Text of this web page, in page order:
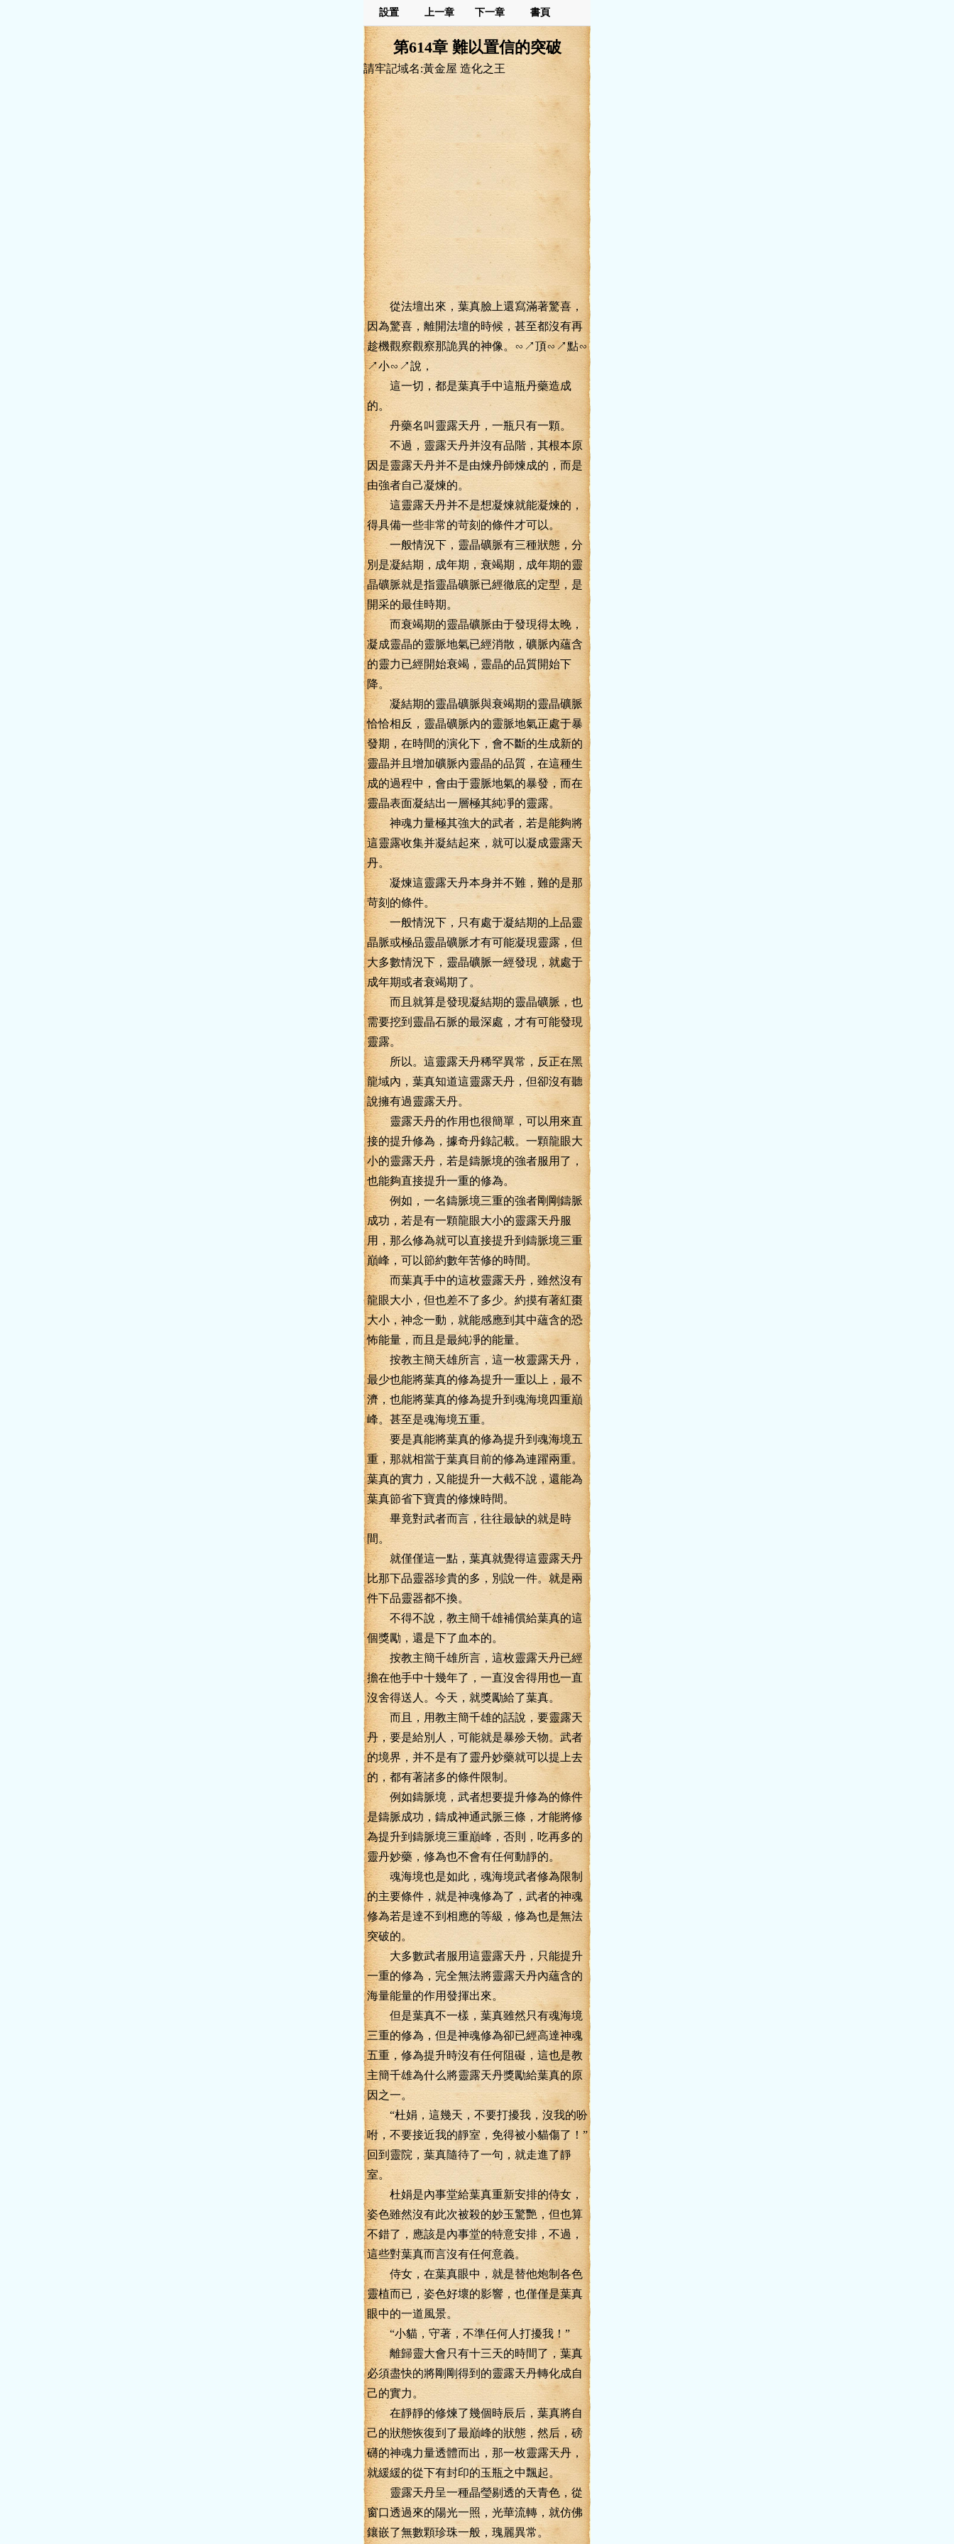
設置 上一章 下一章 書頁
第614章 難以置信的突破
請牢記域名:黃金屋 造化之王
從法壇出來，葉真臉上還寫滿著驚喜，
因為驚喜，離開法壇的時候，甚至都沒有再
趁機觀察觀察那詭異的神像。∽↗頂∽↗點∽
↗小∽↗說，
這一切，都是葉真手中這瓶丹藥造成
的。
丹藥名叫靈露天丹，一瓶只有一顆。
不過，靈露天丹并沒有品階，其根本原
因是靈露天丹并不是由煉丹師煉成的，而是
由強者自己凝煉的。
這靈露天丹并不是想凝煉就能凝煉的，
得具備一些非常的苛刻的條件才可以。
一般情況下，靈晶礦脈有三種狀態，分
別是凝結期，成年期，衰竭期，成年期的靈
晶礦脈就是指靈晶礦脈已經徹底的定型，是
開采的最佳時期。
而衰竭期的靈晶礦脈由于發現得太晚，
凝成靈晶的靈脈地氣已經消散，礦脈內蘊含
的靈力已經開始衰竭，靈晶的品質開始下
降。
凝結期的靈晶礦脈與衰竭期的靈晶礦脈
恰恰相反，靈晶礦脈內的靈脈地氣正處于暴
發期，在時間的演化下，會不斷的生成新的
靈晶并且增加礦脈內靈晶的品質，在這種生
成的過程中，會由于靈脈地氣的暴發，而在
靈晶表面凝結出一層極其純凈的靈露。
神魂力量極其強大的武者，若是能夠將
這靈露收集并凝結起來，就可以凝成靈露天
丹。
凝煉這靈露天丹本身并不難，難的是那
苛刻的條件。
一般情況下，只有處于凝結期的上品靈
晶脈或極品靈晶礦脈才有可能凝現靈露，但
大多數情況下，靈晶礦脈一經發現，就處于
成年期或者衰竭期了。
而且就算是發現凝結期的靈晶礦脈，也
需要挖到靈晶石脈的最深處，才有可能發現
靈露。
所以。這靈露天丹稀罕異常，反正在黑
龍域內，葉真知道這靈露天丹，但卻沒有聽
說擁有過靈露天丹。
靈露天丹的作用也很簡單，可以用來直
接的提升修為，據奇丹錄記載。一顆龍眼大
小的靈露天丹，若是鑄脈境的強者服用了，
也能夠直接提升一重的修為。
例如，一名鑄脈境三重的強者剛剛鑄脈
成功，若是有一顆龍眼大小的靈露天丹服
用，那么修為就可以直接提升到鑄脈境三重
巔峰，可以節約數年苦修的時間。
而葉真手中的這枚靈露天丹，雖然沒有
龍眼大小，但也差不了多少。約摸有著紅棗
大小，神念一動，就能感應到其中蘊含的恐
怖能量，而且是最純凈的能量。
按教主簡天雄所言，這一枚靈露天丹，
最少也能將葉真的修為提升一重以上，最不
濟，也能將葉真的修為提升到魂海境四重巔
峰。甚至是魂海境五重。
要是真能將葉真的修為提升到魂海境五
重，那就相當于葉真目前的修為連躍兩重。
葉真的實力，又能提升一大截不說，還能為
葉真節省下寶貴的修煉時間。
畢竟對武者而言，往往最缺的就是時
間。
就僅僅這一點，葉真就覺得這靈露天丹
比那下品靈器珍貴的多，別說一件。就是兩
件下品靈器都不換。
不得不說，教主簡千雄補償給葉真的這
個獎勵，還是下了血本的。
按教主簡千雄所言，這枚靈露天丹已經
擔在他手中十幾年了，一直沒舍得用也一直
沒舍得送人。今天，就獎勵給了葉真。
而且，用教主簡千雄的話說，要靈露天
丹，要是給別人，可能就是暴殄天物。武者
的境界，并不是有了靈丹妙藥就可以提上去
的，都有著諸多的條件限制。
例如鑄脈境，武者想要提升修為的條件
是鑄脈成功，鑄成神通武脈三條，才能將修
為提升到鑄脈境三重巔峰，否則，吃再多的
靈丹妙藥，修為也不會有任何動靜的。
魂海境也是如此，魂海境武者修為限制
的主要條件，就是神魂修為了，武者的神魂
修為若是達不到相應的等級，修為也是無法
突破的。
大多數武者服用這靈露天丹，只能提升
一重的修為，完全無法將靈露天丹內蘊含的
海量能量的作用發揮出來。
但是葉真不一樣，葉真雖然只有魂海境
三重的修為，但是神魂修為卻已經高達神魂
五重，修為提升時沒有任何阻礙，這也是教
主簡千雄為什么將靈露天丹獎勵給葉真的原
因之一。
“杜娟，這幾天，不要打擾我，沒我的吩
咐，不要接近我的靜室，免得被小貓傷了！”
回到靈院，葉真隨待了一句，就走進了靜
室。
杜娟是內事堂給葉真重新安排的侍女，
姿色雖然沒有此次被殺的妙玉驚艷，但也算
不錯了，應該是內事堂的特意安排，不過，
這些對葉真而言沒有任何意義。
侍女，在葉真眼中，就是替他炮制各色
靈植而已，姿色好壞的影響，也僅僅是葉真
眼中的一道風景。
“小貓，守著，不準任何人打擾我！”
離歸靈大會只有十三天的時間了，葉真
必須盡快的將剛剛得到的靈露天丹轉化成自
己的實力。
在靜靜的修煉了幾個時辰后，葉真將自
己的狀態恢復到了最巔峰的狀態，然后，磅
礴的神魂力量透體而出，那一枚靈露天丹，
就緩緩的從下有封印的玉瓶之中飄起。
靈露天丹呈一種晶瑩剔透的天青色，從
窗口透過來的陽光一照，光華流轉，就仿佛
鑲嵌了無數顆珍珠一般，瑰麗異常。